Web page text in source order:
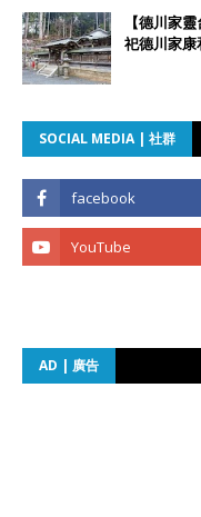
【德川家
祀德川家
SOCIAL MEDIA | 社群
AD | 廣告